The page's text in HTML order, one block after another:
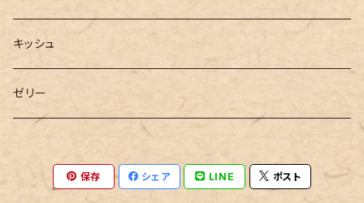
キッシュ
ゼリー
保存 シェア LINE ポスト